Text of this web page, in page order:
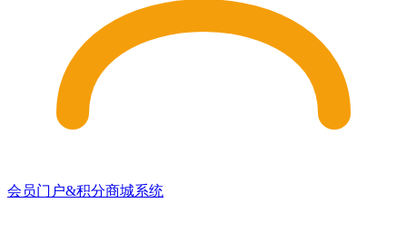
会员门户&积分商城系统